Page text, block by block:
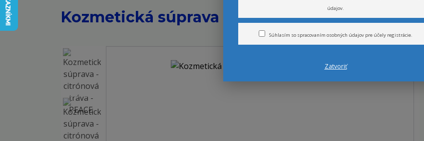
Kozmetická súprava - citrónová tráva - PEACE
údajov.
Súhlasím so spracovaním osobných údajov pre účely registrácie.
Zatvoriť